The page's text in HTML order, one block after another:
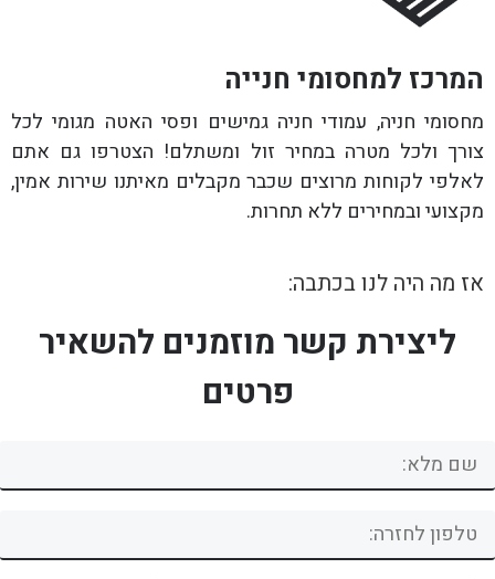
המרכז למחסומי חנייה
מחסומי חניה, עמודי חניה גמישים ופסי האטה מגומי לכל
צורך ולכל מטרה במחיר זול ומשתלם! הצטרפו גם אתם
לאלפי לקוחות מרוצים שכבר מקבלים מאיתנו שירות אמין,
מקצועי ובמחירים ללא תחרות.
אז מה היה לנו בכתבה:
ליצירת קשר מוזמנים להשאיר
פרטים